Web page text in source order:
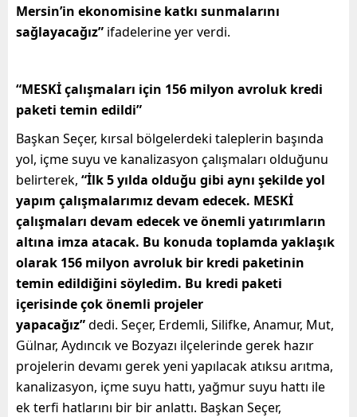
Mersin’in ekonomisine katkı sunmalarını
sağlayacağız” ifadelerine yer verdi.
“MESKİ çalışmaları için 156 milyon avroluk kredi
paketi temin edildi”
Başkan Seçer, kırsal bölgelerdeki taleplerin başında
yol, içme suyu ve kanalizasyon çalışmaları olduğunu
belirterek, “İlk 5 yılda olduğu gibi aynı şekilde yol
yapım çalışmalarımız devam edecek. MESKİ
çalışmaları devam edecek ve önemli yatırımların
altına imza atacak. Bu konuda toplamda yaklaşık
olarak 156 milyon avroluk bir kredi paketinin
temin edildiğini söyledim. Bu kredi paketi
içerisinde çok önemli projeler
yapacağız”dedi. Seçer, Erdemli, Silifke, Anamur, Mut,
Gülnar, Aydıncık ve Bozyazı ilçelerinde gerek hazır
projelerin devamı gerek yeni yapılacak atıksu arıtma,
kanalizasyon, içme suyu hattı, yağmur suyu hattı ile
ek terfi hatlarını bir bir anlattı. Başkan Seçer,